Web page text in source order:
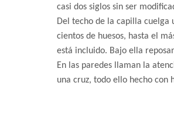
casi dos siglos sin ser
Del techo de la capilla
cientos de huesos, hasta el
está incluido. Bajo ella
En las paredes llaman la
una cruz, todo ello hecho con